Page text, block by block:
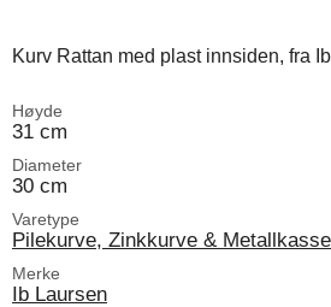
Kurv Rattan med plast innsiden, fra
Høyde
31 cm
Diameter
30 cm
Varetype
Pilekurve, Zinkkurve &
Merke
Ib Laursen